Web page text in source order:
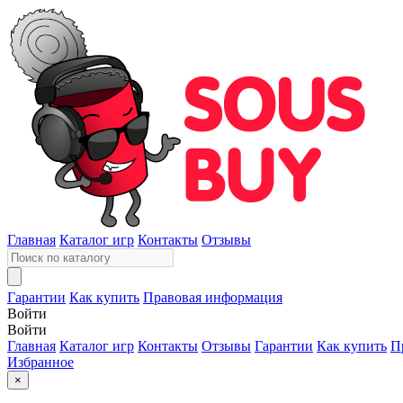
Главная Каталог игр Контакты Отзывы
Гарантии Как купить Правовая информация
Войти
Войти
Главная Каталог игр Контакты Отзывы Гарантии Как купить
Избранное
×